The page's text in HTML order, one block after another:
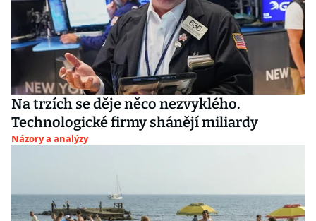
Na trzích se děje něco nezvyklého.
Technologické firmy shánějí miliardy
Názory a analýzy